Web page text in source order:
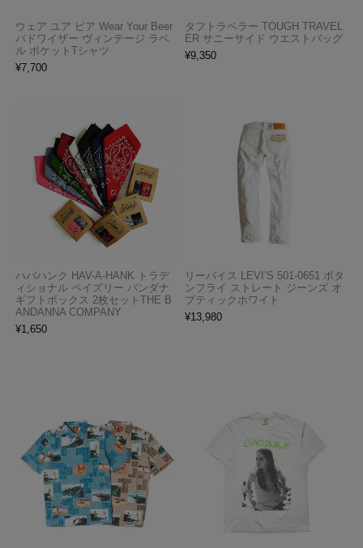
ウェア ユア ビア Wear Your Beer
バドワイザー ヴィンテージ ラベ
ル ポケットTシャツ
¥7,700
タフトラベラー TOUGH TRAVEL
ER サニーサイド ウエストバッグ
¥9,350
ハバハンク HAV-A-HANK トラデ
ィショナル ペイズリー バンダナ
ギフトボックス 2枚セットTHE B
ANDANNA COMPANY
¥1,650
リーバイス LEVI’S 501-0651 ボタ
ンフライ ストレート ジーンズ オ
プティックホワイト
¥13,980